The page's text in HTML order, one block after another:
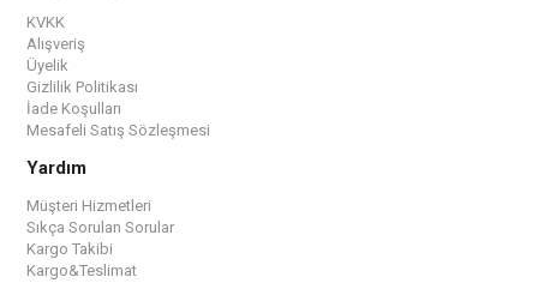
KVKK
Alışveriş
Üyelik
Gizlilik Politikası
İade Koşulları
Mesafeli Satış Sözleşmesi
Yardım
Müşteri Hizmetleri
Sıkça Sorulan Sorular
Kargo Takibi
Kargo&Teslimat